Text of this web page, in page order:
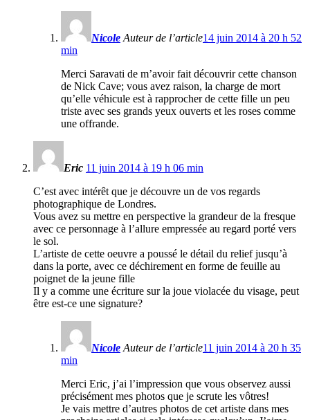
Nicole Auteur de l’article14 juin 2014 à 20 h 52
min
Merci Saravati de m’avoir fait découvrir cette chanson
de Nick Cave; vous avez raison, la charge de mort
qu’elle véhicule est à rapprocher de cette fille un peu
triste avec ses grands yeux ouverts et les roses comme
une offrande.
Eric 11 juin 2014 à 19 h 06 min
C’est avec intérêt que je découvre un de vos regards
photographique de Londres.
Vous avez su mettre en perspective la grandeur de la fresque
avec ce personnage à l’allure empressée au regard porté vers
le sol.
L’artiste de cette oeuvre a poussé le détail du relief jusqu’à
dans la porte, avec ce déchirement en forme de feuille au
poignet de la jeune fille
Il y a comme une écriture sur la joue violacée du visage, peut
être est-ce une signature?
Nicole Auteur de l’article11 juin 2014 à 20 h 35
min
Merci Eric, j’ai l’impression que vous observez aussi
précisément mes photos que je scrute les vôtres!
Je vais mettre d’autres photos de cet artiste dans mes